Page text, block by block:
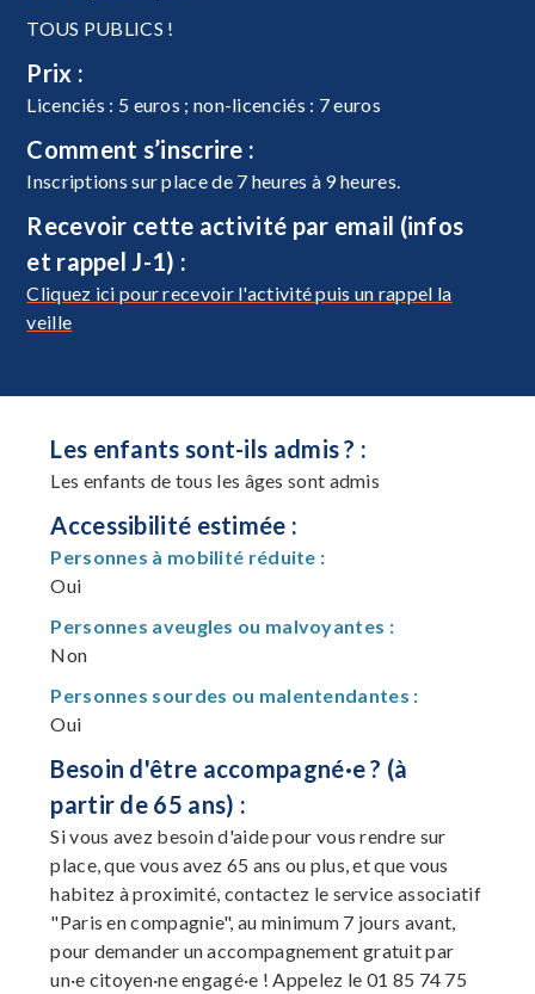
TOUS PUBLICS !
Prix :
Licenciés : 5 euros ; non-licenciés : 7 euros
Comment s’inscrire :
Inscriptions sur place de 7 heures à 9 heures.
Recevoir cette activité par email (infos
et rappel J-1) :
Cliquez ici pour recevoir l'activité puis un rappel la
veille
Les enfants sont-ils admis ? :
Les enfants de tous les âges sont admis
Accessibilité estimée :
Personnes à mobilité réduite :
Oui
Personnes aveugles ou malvoyantes :
Non
Personnes sourdes ou malentendantes :
Oui
Besoin d'être accompagné·e ? (à
partir de 65 ans) :
Si vous avez besoin d'aide pour vous rendre sur
place, que vous avez 65 ans ou plus, et que vous
habitez à proximité, contactez le service associatif
"Paris en compagnie", au minimum 7 jours avant,
pour demander un accompagnement gratuit par
un·e citoyen·ne engagé·e ! Appelez le 01 85 74 75